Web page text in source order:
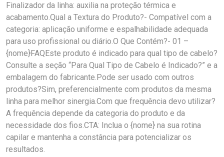
Finalizador da linha: auxilia na proteção térmica e
acabamento.Qual a Textura do Produto?- Compatível com a
categoria: aplicação uniforme e espalhabilidade adequada
para uso profissional ou diário.O Que Contém?- 01 –
{nome}FAQEste produto é indicado para qual tipo de cabelo?
Consulte a seção “Para Qual Tipo de Cabelo é Indicado?” e a
embalagem do fabricante.Pode ser usado com outros
produtos?Sim, preferencialmente com produtos da mesma
linha para melhor sinergia.Com que frequência devo utilizar?
A frequência depende da categoria do produto e da
necessidade dos fios.CTA: Inclua o {nome} na sua rotina
capilar e mantenha a constância para potencializar os
resultados.